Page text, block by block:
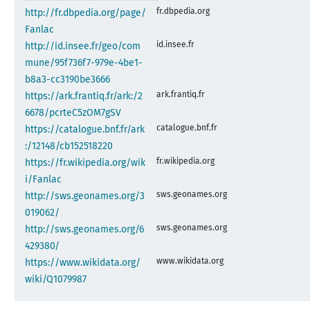
http://fr.dbpedia.org/page/
Fanlac
fr.dbpedia.org
http://id.insee.fr/geo/com
mune/95f736f7-979e-4be1-
b8a3-cc3190be3666
id.insee.fr
https://ark.frantiq.fr/ark:/2
6678/pcrteC5zOM7gSV
ark.frantiq.fr
https://catalogue.bnf.fr/ark
:/12148/cb152518220
catalogue.bnf.fr
https://fr.wikipedia.org/wik
i/Fanlac
fr.wikipedia.org
http://sws.geonames.org/3
019062/
sws.geonames.org
http://sws.geonames.org/6
429380/
sws.geonames.org
https://www.wikidata.org/
wiki/Q1079987
www.wikidata.org